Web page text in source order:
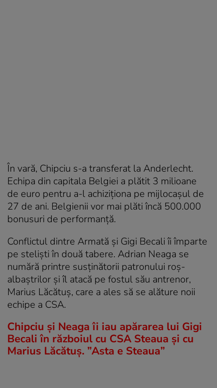
În vară, Chipciu s-a transferat la Anderlecht.
Echipa din capitala Belgiei a plătit 3 milioane
de euro pentru a-l achiziționa pe mijlocașul de
27 de ani. Belgienii vor mai plăti încă 500.000
bonusuri de performanță.
Conflictul dintre Armată şi Gigi Becali îi împarte
pe stelişti în două tabere. Adrian Neaga se
numără printre susţinătorii patronului roş-
albaştrilor şi îl atacă pe fostul său antrenor,
Marius Lăcătuş, care a ales să se alăture noii
echipe a CSA.
Chipciu și Neaga îi iau apărarea lui Gigi
Becali în războiul cu CSA Steaua și cu
Marius Lăcătuș. ”Asta e Steaua”